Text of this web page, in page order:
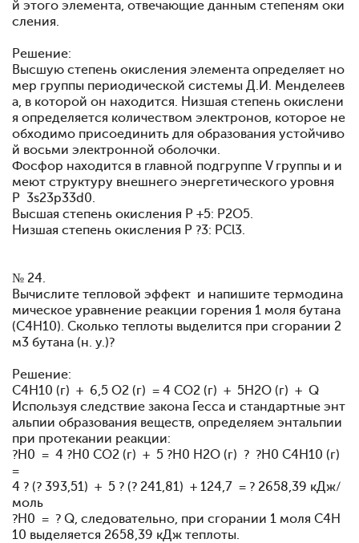
й этого элемента, отвечающие данным степеням оки
сления.
Решение:
Высшую степень окисления элемента определяет но
мер группы периодической системы Д.И. Менделеев
а, в которой он находится. Низшая степень окислени
я определяется количеством электронов, которое не
обходимо присоединить для образования устойчиво
й восьми электронной оболочки.
Фосфор находится в главной подгруппе V группы и и
меют структуру внешнего энергетического уровня
P 3s23p33d0.
Высшая степень окисления Р +5: P2O5.
Низшая степень окисления Р ?3: PCl3.
№ 24.
Вычислите тепловой эффект и напишите термодина
мическое уравнение реакции горения 1 моля бутана
(С4Н10). Сколько теплоты выделится при сгорании 2
м3 бутана (н. у.)?
Решение:
С4Н10 (г) + 6,5 О2 (г) = 4 СО2 (г) + 5Н2О (г) + Q
Используя следствие закона Гесса и стандартные энт
альпии образования веществ, определяем энтальпии
при протекании реакции:
?H0 = 4 ?H0 CO2 (г) + 5 ?H0 H2O (г) ? ?H0 C4H10 (г)
=
4 ? (? 393,51) + 5 ? (? 241,81) + 124,7 = ? 2658,39 кДж/
моль
?H0 = ? Q, следовательно, при сгорании 1 моля С4Н
10 выделяется 2658,39 кДж теплоты.